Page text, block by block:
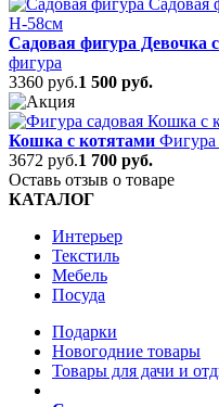
Садовая фигура Девочка
фигура
3360 руб.1 500 руб.
Кошка с котятами Фигура
3672 руб.1 700 руб.
Оставь отзыв о товаре
КАТАЛОГ
Интерьер
Текстиль
Мебель
Посуда
Подарки
Новогодние товары
Товары для дачи и